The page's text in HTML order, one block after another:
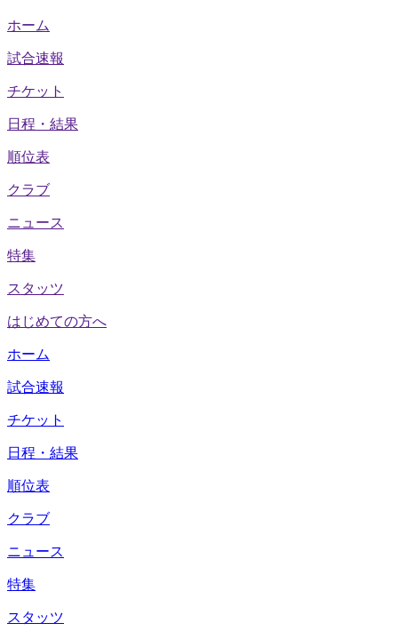
ホーム
試合速報
チケット
日程・結果
順位表
クラブ
ニュース
特集
スタッツ
はじめての方へ
ホーム
試合速報
チケット
日程・結果
順位表
クラブ
ニュース
特集
スタッツ